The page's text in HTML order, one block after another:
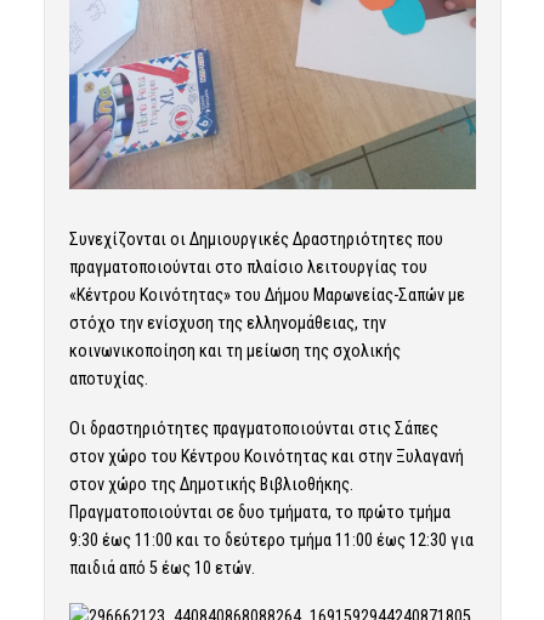
Συνεχίζονται οι Δημιουργικές Δραστηριότητες που
πραγματοποιούνται στο πλαίσιο λειτουργίας του
«Κέντρου Κοινότητας» του Δήμου Μαρωνείας-Σαπών με
στόχο την ενίσχυση της ελληνομάθειας, την
κοινωνικοποίηση και τη μείωση της σχολικής
αποτυχίας.
Οι δραστηριότητες πραγματοποιούνται στις Σάπες
στον χώρο του Κέντρου Κοινότητας και στην Ξυλαγανή
στον χώρο της Δημοτικής Βιβλιοθήκης.
Πραγματοποιούνται σε δυο τμήματα, το πρώτο τμήμα
9:30 έως 11:00 και το δεύτερο τμήμα 11:00 έως 12:30 για
παιδιά από 5 έως 10 ετών.